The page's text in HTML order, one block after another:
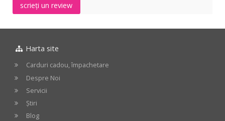
scrieți un review
Harta site
Carduri cadou, împachetare
Despre Noi
Servicii
Știri
Blog